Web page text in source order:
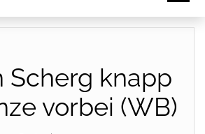
Scherg knapp
vorbei (WB)